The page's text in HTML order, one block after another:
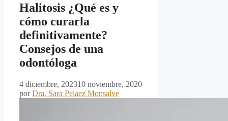
Halitosis ¿Qué es y
cómo curarla
definitivamente?
Consejos de una
odontóloga
4 diciembre, 202310 noviembre, 2020
porDra. Sara Pelaez Monsalve